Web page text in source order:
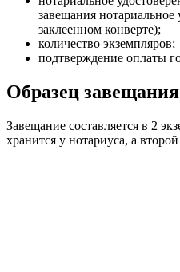
завещания нотариальное
заклеенном конверте);
количество экземпляров;
подтверждение оплаты
Образец
Завещание составляется в 2
хранится у нотариуса, а